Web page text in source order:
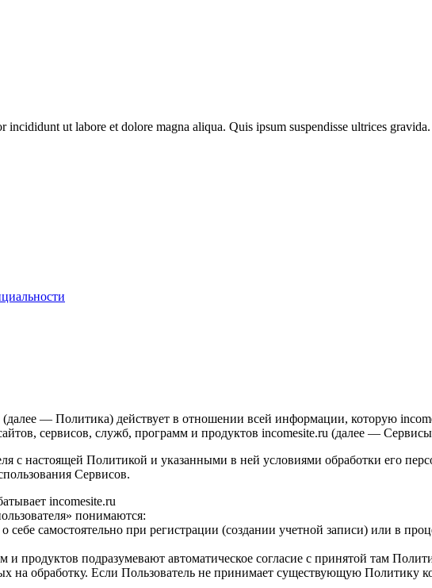
ut labore et dolore magna aliqua. Quis ipsum suspendisse ultrices
— Политика) действует в отношении всей информации, которую
сервисов, служб, программ и продуктов incomesite.ru (далее —
с настоящей Политикой и указанными в ней условиями обработки его
Сервисов.
incomesite.ru
понимаются:
себе самостоятельно при регистрации (создании учетной записи) или в
и продуктов подразумевают автоматическое согласие с принятой там
на обработку. Если Пользователь не принимает существующую Политику